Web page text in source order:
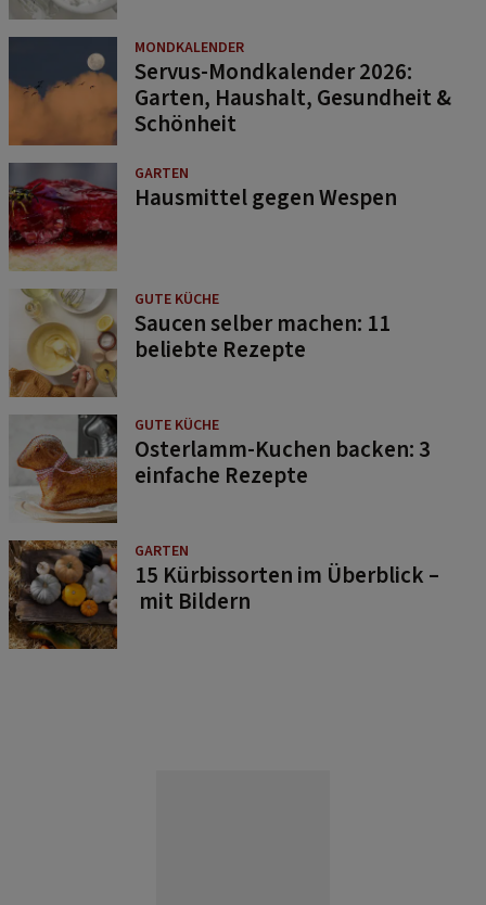
MONDKALENDER
Servus-Mondkalender 2026:
Garten, Haushalt, Gesundheit &
Schönheit
GARTEN
Hausmittel gegen Wespen
GUTE KÜCHE
Saucen selber machen: 11
beliebte Rezepte
GUTE KÜCHE
Osterlamm-Kuchen backen: 3
einfache Rezepte
GARTEN
15 Kürbissorten im Überblick –
mit Bildern